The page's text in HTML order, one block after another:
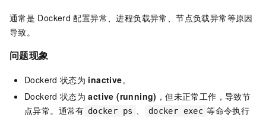
通常是 Dockerd 配置异常、进程负载异常、节点负载异常等原因
导致。
问题现象
Dockerd 状态为 inactive。
Dockerd 状态为 active (running) ，但未正常工作，导致节
点异常。通常有 docker ps 、 docker exec 等命令执行